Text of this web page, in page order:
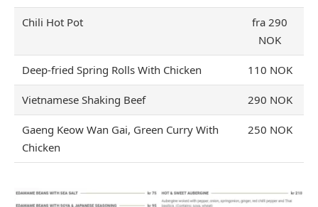
Chili Hot Pot
fra 290
NOK
Deep-fried Spring Rolls With Chicken 110 NOK
Vietnamese Shaking Beef 290 NOK
Gaeng Keow Wan Gai, Green Curry With
Chicken
250 NOK